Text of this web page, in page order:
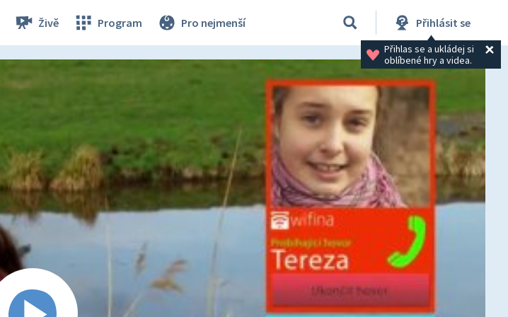
Živě Program Pro nejmenší Přihlásit se
Přihlas se a ukládej si
oblíbené hry a videa.